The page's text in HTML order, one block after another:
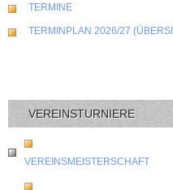
TERMINE
TERMINPLAN 2026/27
VEREINSTURNIERE
VEREINSMEISTERSCHAFT